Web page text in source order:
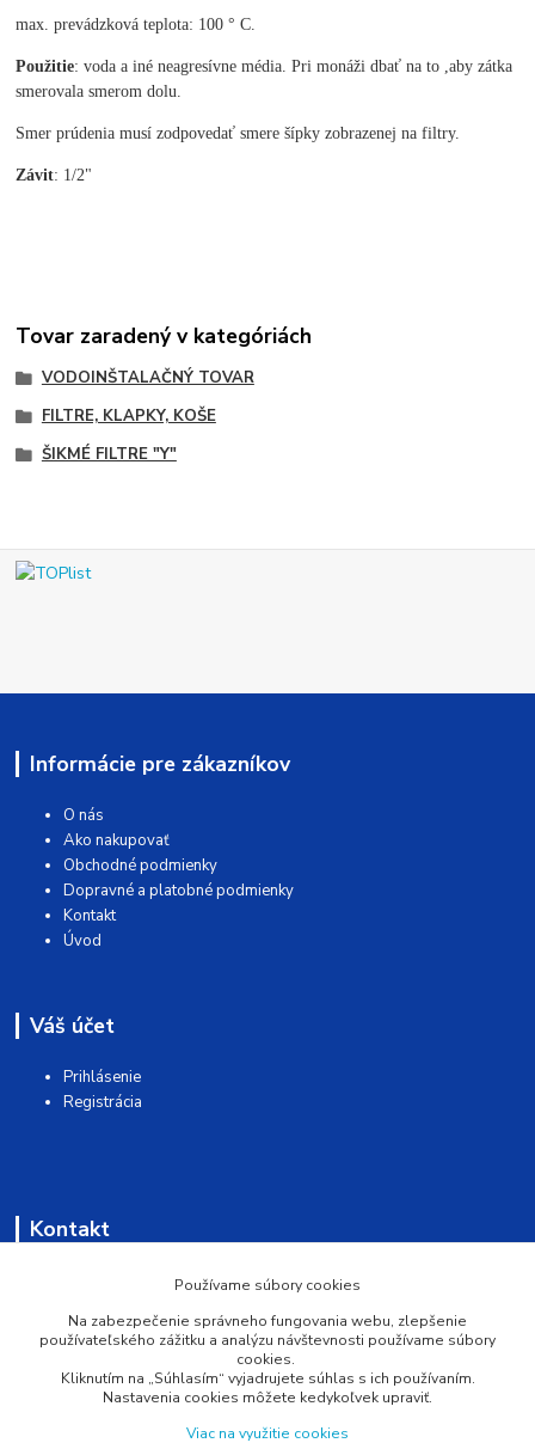
max. prevádzková teplota: 100 ° C.
Použitie: voda a iné neagresívne média. Pri monáži dbať na to ,aby zátka
smerovala smerom dolu.
Smer prúdenia musí zodpovedať smere šípky zobrazenej na filtry.
Závit: 1/2"
Tovar zaradený v kategóriách
VODOINŠTALAČNÝ TOVAR
FILTRE, KLAPKY, KOŠE
ŠIKMÉ FILTRE "Y"
Informácie pre zákazníkov
O nás
Ako nakupovať
Obchodné podmienky
Dopravné a platobné podmienky
Kontakt
Úvod
Váš účet
Prihlásenie
Registrácia
Kontakt
0902 527 909
info@pprsystem.sk
Používame súbory cookies
Na zabezpečenie správneho fungovania webu, zlepšenie
používateľského zážitku a analýzu návštevnosti používame súbory
cookies.
Kliknutím na „Súhlasím“ vyjadrujete súhlas s ich používaním.
Nastavenia cookies môžete kedykoľvek upraviť.
Viac na využitie cookies